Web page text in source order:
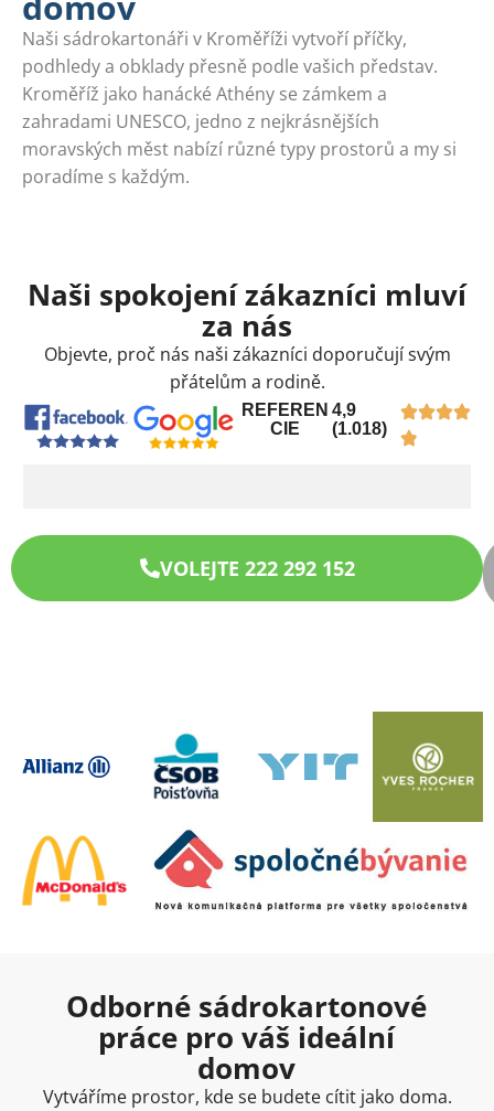
Naši sádrokartonáři v Kroměříži vytvoří příčky,
podhledy a obklady přesně podle vašich představ.
Kroměříž jako hanácké Athény se zámkem a
zahradami UNESCO, jedno z nejkrásnějších
moravských měst nabízí různé typy prostorů a my si
poradíme s každým.
Naši spokojení zákazníci mluví
za nás
Objevte, proč nás naši zákazníci doporučují svým
přátelům a rodině.
REFEREN
CIE
4,9
(1.018)
VOLEJTE 222 292 152
Odborné sádrokartonové
práce pro váš ideální
domov
Vytváříme prostor, kde se budete cítit jako doma.